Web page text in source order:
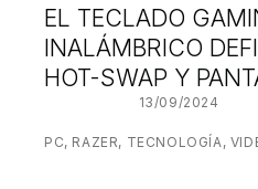
EL TECLADO
INALÁMBRICO
HOT-SWAP Y
13/09/2024
PC, RAZER, TECNOLOGÍA,